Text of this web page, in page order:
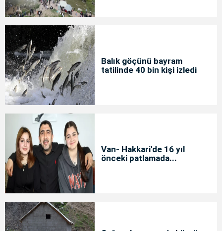
Balık göçünü bayram
tatilinde 40 bin kişi izledi
Van- Hakkari'de 16 yıl
önceki patlamada...